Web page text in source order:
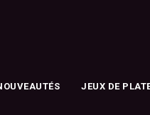
JEUX DE